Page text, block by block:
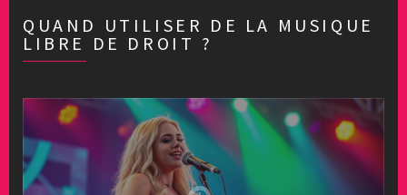
QUAND UTILISER DE LA MUSIQUE
LIBRE DE DROIT ?